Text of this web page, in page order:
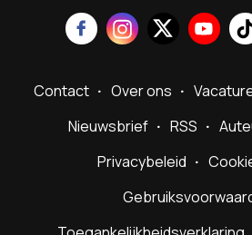
Contact Over ons
Nieuwsbrief
RSS
Privacybeleid